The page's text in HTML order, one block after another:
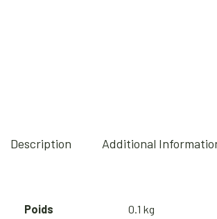
Description Additional
Poids 0.1 kg